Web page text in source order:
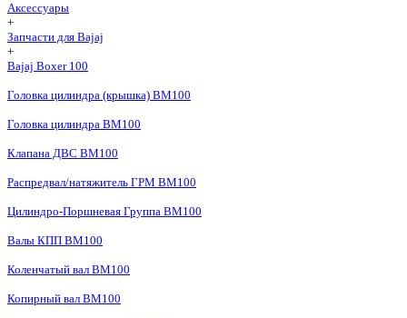
Аксессуары
+
Запчасти для Bajaj
+
Bajaj Boxer 100
Головка цилиндра (крышка) BM100
Головка цилиндра BM100
Клапана ДВС BM100
Распредвал/натяжитель ГРМ BM100
Цилиндро-Поршневая Группа BM100
Валы КПП BM100
Коленчатый вал BM100
Копирный вал BM100